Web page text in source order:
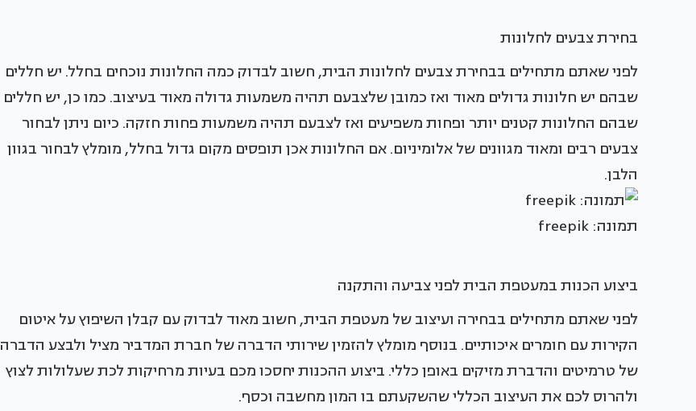
בחירת צבעים לחלונות
לפני שאתם מתחילים בבחירת צבעים לחלונות הבית, חשוב לבדוק כמה החלונות נוכחים בחלל. יש חללים
שבהם יש חלונות גדולים מאוד ואז כמובן שלצבעם תהיה משמעות גדולה מאוד בעיצוב. כמו כן, יש חללים
שבהם החלונות קטנים יותר ופחות משפיעים ואז לצבעם תהיה משמעות פחות חזקה. כיום ניתן לבחור
צבעים רבים ומאוד מגוונים של אלומיניום. אם החלונות אכן תופסים מקום גדול בחלל, מומלץ לבחור בגוון
הלבן.
תמונה: freepik
ביצוע הכנות במעטפת הבית לפני צביעה והתקנה
לפני שאתם מתחילים בבחירה ועיצוב של מעטפת הבית, חשוב מאוד לבדוק עם קבלן השיפוץ על איטום
הקירות עם חומרים איכותיים. בנוסף מומלץ להזמין שירותי הדברה של חברת המדביר מציל ולבצע הדברה
של טרמיטים והדברת מזיקים באופן כללי. ביצוע ההכנות יחסכו מכם בעיות מרחיקות לכת שעלולות לצוץ
ולהרוס לכם את העיצוב הכללי שהשקעתם בו המון מחשבה וכסף.